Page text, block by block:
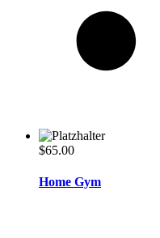
$65.00
Home Gym